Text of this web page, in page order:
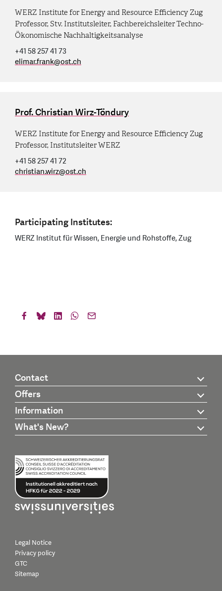
WERZ Institute for Energy and Resource Efficiency Zug
Professor, Stv. Institutsleiter, Fachbereichsleiter Techno-
Ökonomische Nachhaltigkeitsanalyse
+41 58 257 41 73
elimar.frank@ost.ch
Prof. Christian Wirz-Töndury
WERZ Institute for Energy and Resource Efficiency Zug
Professor, Institutsleiter WERZ
+41 58 257 41 72
christian.wirz@ost.ch
Participating Institutes:
WERZ Institut für Wissen, Energie und Rohstoffe, Zug
Contact
Offers
Information
What's New?
Legal Notice
Privacy policy
GTC
Sitemap